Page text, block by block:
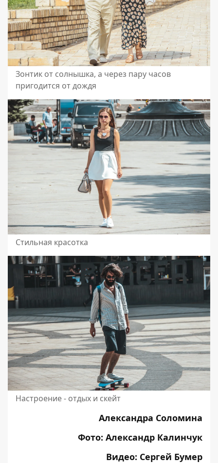
Зонтик от солнышка, а через пару часов
пригодится от дождя
Стильная красотка
Настроение - отдых и скейт
Александра Соломина
Фото: Александр Калинчук
Видео: Сергей Бумер